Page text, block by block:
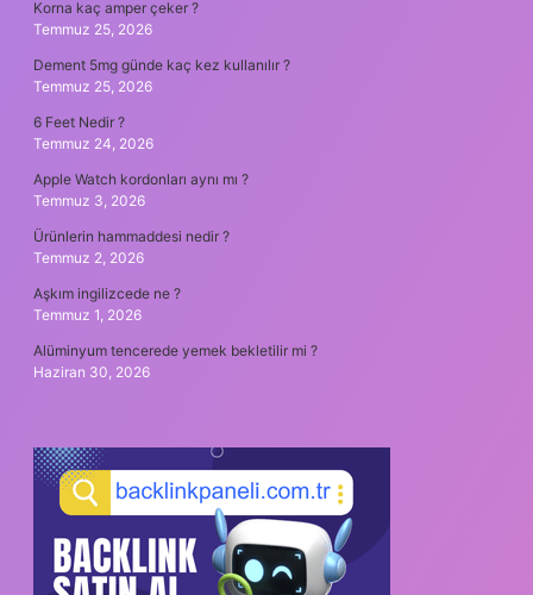
Korna kaç amper çeker ?
Temmuz 25, 2026
Dement 5mg günde kaç kez kullanılır ?
Temmuz 25, 2026
6 Feet Nedir ?
Temmuz 24, 2026
Apple Watch kordonları aynı mı ?
Temmuz 3, 2026
Ürünlerin hammaddesi nedir ?
Temmuz 2, 2026
Aşkım ingilizcede ne ?
Temmuz 1, 2026
Alüminyum tencerede yemek bekletilir mi ?
Haziran 30, 2026